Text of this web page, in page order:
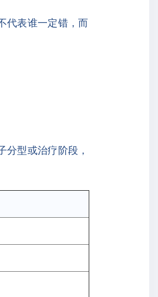
代表谁一定错，而
分型或治疗阶段，